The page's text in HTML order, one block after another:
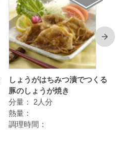
しょうがはちみつ漬でつくる
豚のしょうが焼き
分量：
2人分
熱量：
調理時間：
次